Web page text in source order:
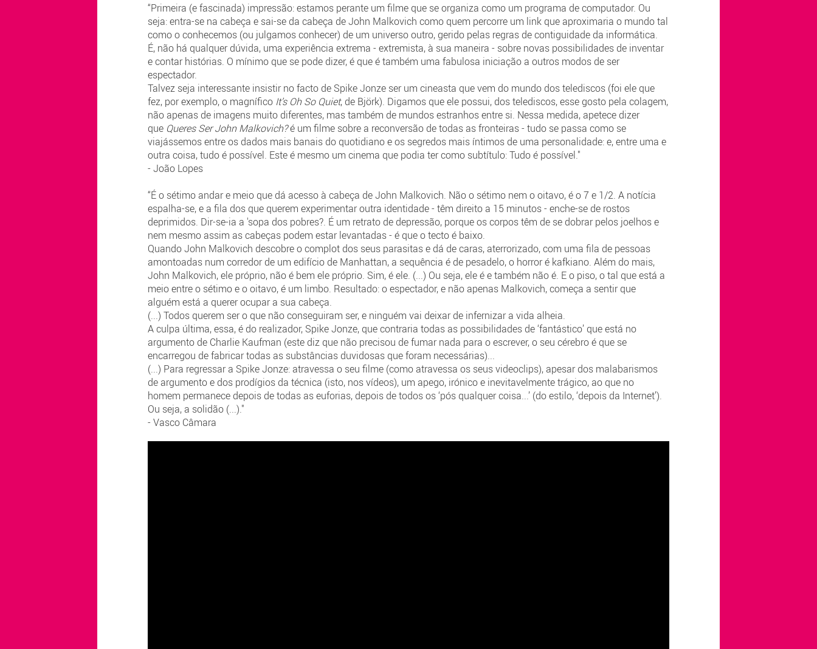
“Primeira (e fascinada) impressão: estamos perante um filme que se organiza como um programa de computador. Ou
seja: entra-se na cabeça e sai-se da cabeça de John Malkovich como quem percorre um link que aproximaria o mundo tal
como o conhecemos (ou julgamos conhecer) de um universo outro, gerido pelas regras de contiguidade da informática.
É, não há qualquer dúvida, uma experiência extrema - extremista, à sua maneira - sobre novas possibilidades de inventar
e contar histórias. O mínimo que se pode dizer, é que é também uma fabulosa iniciação a outros modos de ser
espectador.
Talvez seja interessante insistir no facto de Spike Jonze ser um cineasta que vem do mundo dos telediscos (foi ele que
fez, por exemplo, o magnífico It’s Oh So Quiet, de Björk). Digamos que ele possui, dos telediscos, esse gosto pela colagem,
não apenas de imagens muito diferentes, mas também de mundos estranhos entre si. Nessa medida, apetece dizer
que Queres Ser John Malkovich?é um filme sobre a reconversão de todas as fronteiras - tudo se passa como se
viajássemos entre os dados mais banais do quotidiano e os segredos mais íntimos de uma personalidade: e, entre uma e
outra coisa, tudo é possível. Este é mesmo um cinema que podia ter como subtítulo: Tudo é possível."
- João Lopes
“É o sétimo andar e meio que dá acesso à cabeça de John Malkovich. Não o sétimo nem o oitavo, é o 7 e 1/2. A notícia
espalha-se, e a fila dos que querem experimentar outra identidade - têm direito a 15 minutos - enche-se de rostos
deprimidos. Dir-se-ia a 'sopa dos pobres?. É um retrato de depressão, porque os corpos têm de se dobrar pelos joelhos e
nem mesmo assim as cabeças podem estar levantadas - é que o tecto é baixo.
Quando John Malkovich descobre o complot dos seus parasitas e dá de caras, aterrorizado, com uma fila de pessoas
amontoadas num corredor de um edifício de Manhattan, a sequência é de pesadelo, o horror é kafkiano. Além do mais,
John Malkovich, ele próprio, não é bem ele próprio. Sim, é ele. (...) Ou seja, ele é e também não é. E o piso, o tal que está a
meio entre o sétimo e o oitavo, é um limbo. Resultado: o espectador, e não apenas Malkovich, começa a sentir que
alguém está a querer ocupar a sua cabeça.
(...) Todos querem ser o que não conseguiram ser, e ninguém vai deixar de infernizar a vida alheia.
A culpa última, essa, é do realizador, Spike Jonze, que contraria todas as possibilidades de ‘fantástico’ que está no
argumento de Charlie Kaufman (este diz que não precisou de fumar nada para o escrever, o seu cérebro é que se
encarregou de fabricar todas as substâncias duvidosas que foram necessárias)...
(...) Para regressar a Spike Jonze: atravessa o seu filme (como atravessa os seus videoclips), apesar dos malabarismos
de argumento e dos prodígios da técnica (isto, nos vídeos), um apego, irónico e inevitavelmente trágico, ao que no
homem permanece depois de todas as euforias, depois de todos os ‘pós qualquer coisa...’ (do estilo, ‘depois da Internet’).
Ou seja, a solidão (...)."
- Vasco Câmara